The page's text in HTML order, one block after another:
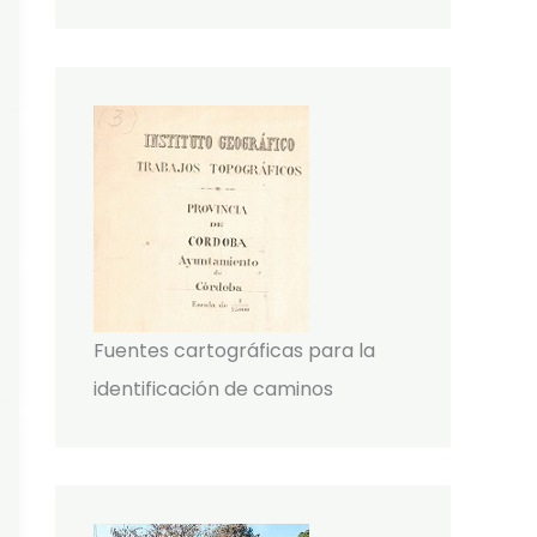
Fuentes cartográficas para la
identificación de caminos